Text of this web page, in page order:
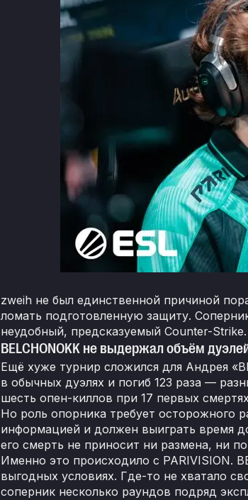
zweih не был единственной причиной
ломать подготовленную защиту.
неудобный, предсказуемый Counter-Strike.
BELCHONOKK не выдержал объём
Ещё хуже турнир сложился для Андрея
в обычных дуэлях и погиб 123 раза —
шесть опен-киллов при 17 первых
Но роль опорника требует осторожного
информацией и должен выиграть время
его смерть не приносит ни размена, ни
Именно это происходило с PARIVISION.
выгодных условиях. Где-то не хватало
соперник несколько раундов подряд